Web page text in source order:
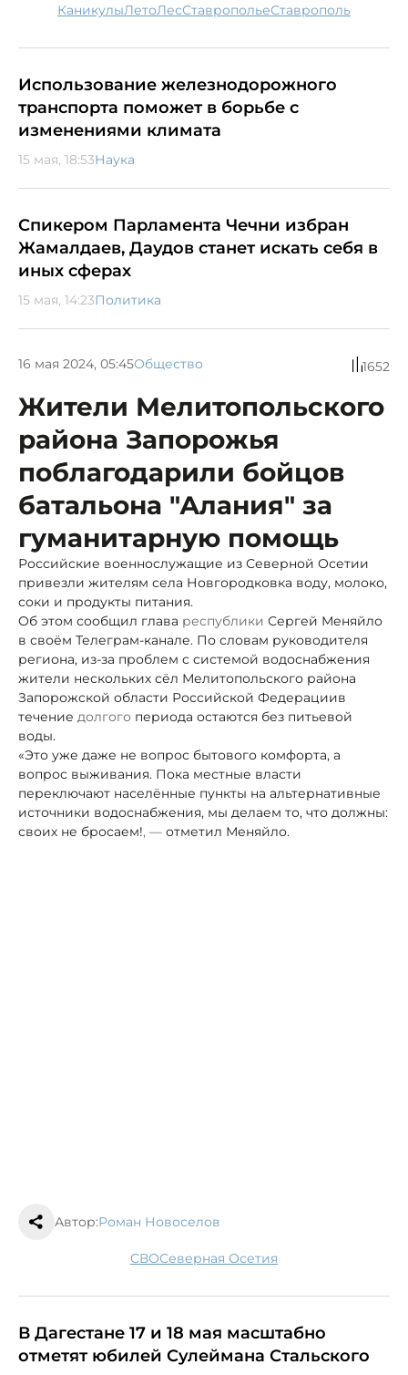
каникулы лето лес Ставрополье Ставрополь
Использование железнодорожного
транспорта поможет в борьбе с
изменениями климата
15 мая, 18:53Наука
Спикером Парламента Чечни избран
Жамалдаев, Даудов станет искать себя в
иных сферах
15 мая, 14:23Политика
16 мая 2024, 05:45Общество 1652
Жители Мелитопольского
района Запорожья
поблагодарили бойцов
батальона "Алания" за
гуманитарную помощь
Российские военнослужащие из Северной Осетии
привезли жителям села Новгородковка воду, молоко,
соки и продукты питания.
Об этом сообщил глава республики Сергей Меняйло
в своём Телеграм-канале. По словам руководителя
региона, из-за проблем с системой водоснабжения
жители нескольких сёл Мелитопольского района
Запорожской области Российской Федерациив
течение долгого периода остаются без питьевой
воды.
«Это уже даже не вопрос бытового комфорта, а
вопрос выживания. Пока местные власти
переключают населённые пункты на альтернативные
источники водоснабжения, мы делаем то, что должны:
своих не бросаем!, — отметил Меняйло.
Автор:Роман Новоселов
СВО Северная Осетия
В Дагестане 17 и 18 мая масштабно
отметят юбилей Сулеймана Стальского